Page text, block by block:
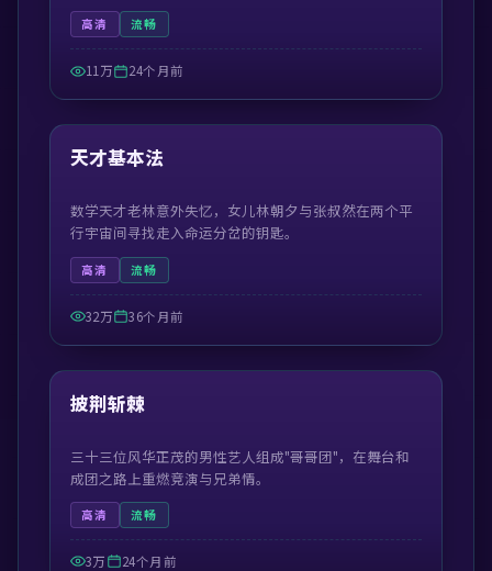
高清 流畅
11万 24个月前
精选
42:19
天才基本法
数学天才老林意外失忆，女儿林朝夕与张叔然在两个平
行宇宙间寻找走入命运分岔的钥匙。
高清 流畅
32万 36个月前
精选
41:21
披荆斩棘
三十三位风华正茂的男性艺人组成"哥哥团"，在舞台和
成团之路上重燃竞演与兄弟情。
高清 流畅
3万 24个月前